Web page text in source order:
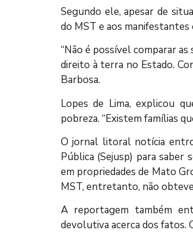
Segundo ele, apesar de
do MST e aos
“Não é possível comparar
direito à terra no Estado.
Barbosa.
Lopes de Lima, explicou
pobreza. “Existem famílias
O jornal litoral notícia
Pública (Sejusp) para saber
em propriedades de Mato
MST, entretanto, não
A reportagem também
devolutiva acerca dos fatos.